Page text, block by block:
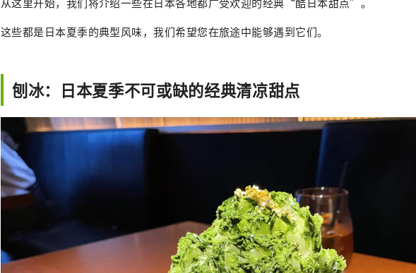
这些都是日本夏季的典型风味，我们希望您在旅途中能够遇到它们。
刨冰：日本夏季不可或缺的经典清凉甜点